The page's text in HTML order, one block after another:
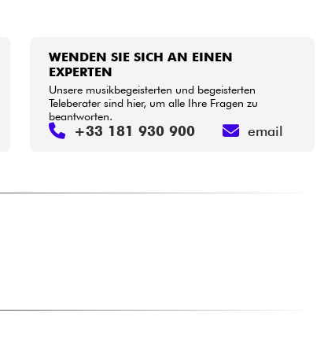
• Star'SMusicLYON
• Star'SMusicPARIS
• Star'SMusic TOULOUSE
WENDEN SIE SICH AN EINEN
EXPERTEN
Unsere musikbegeisterten und begeisterten
Teleberater sind hier, um alle Ihre Fragen zu
beantworten.
+33 181 930 900 email